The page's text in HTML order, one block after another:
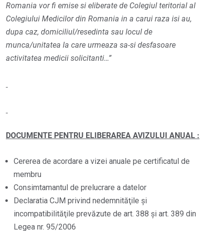
Romania vor fi emise si eliberate de Colegiul teritorial al
Colegiului Medicilor din Romania in a carui raza isi au,
dupa caz, domiciliul/resedinta sau locul de
munca/unitatea la care urmeaza sa-si desfasoare
activitatea medicii solicitanti…”
DOCUMENTE PENTRU ELIBERAREA AVIZULUI ANUAL :
Cererea de acordare a vizei anuale pe certificatul de
membru
Consimtamantul de prelucrare a datelor
Declaratia CJM privind nedemnităţile şi
incompatibilităţile prevăzute de art. 388 și art. 389 din
Legea nr. 95/2006